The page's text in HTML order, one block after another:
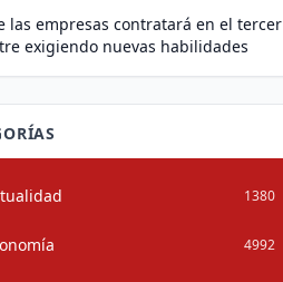
las empresas contratará en el tercer
exigiendo nuevas habilidades
1380
4992